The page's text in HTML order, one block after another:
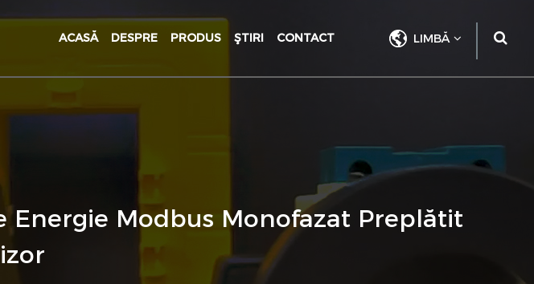
LIMBĂ
ACASĂ DESPRE PRODUS ŞTIRI CONTACT
Energie Modbus Monofazat Preplătit